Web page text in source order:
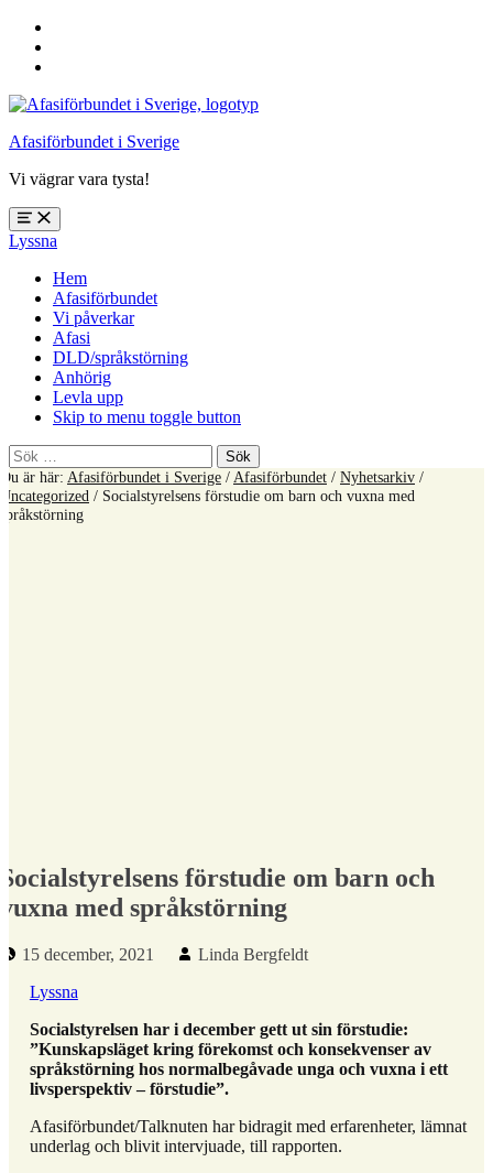
sidfoten
Afasiförbundet i Sverige
Vi vägrar vara tysta!
Öppna
meny:
%s
Lyssna
Hem
Afasiförbundet
Vi påverkar
Afasi
DLD/språkstörning
Anhörig
Levla upp
Skip to menu toggle button
Sök
efter:
Du är här: Afasiförbundet i Sverige /Afasiförbundet / Nyhetsarkiv /
Uncategorized / Socialstyrelsens förstudie om barn och vuxna med
språkstörning
Socialstyrelsens förstudie om barn och
vuxna med språkstörning
Publicerad den:
15 december, 2021 Skriven av:
Linda Bergfeldt
Lyssna
Socialstyrelsen har i december gett ut sin förstudie:
”Kunskapsläget kring förekomst och konsekvenser av
språkstörning hos normalbegåvade unga och vuxna i ett
livsperspektiv – förstudie”.
Afasiförbundet/Talknuten har bidragit med erfarenheter, lämnat
underlag och blivit intervjuade, till rapporten.